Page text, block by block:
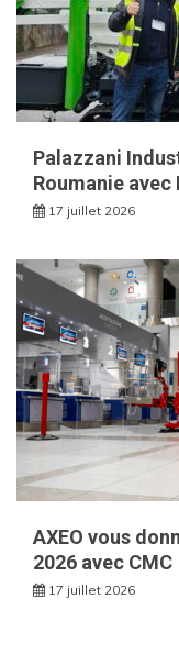
Palazzani
Roumanie avec
17 juillet 2026
AXEO vous
2026 avec CMC
17 juillet 2026